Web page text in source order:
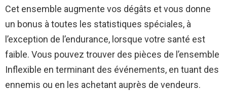
Cet ensemble augmente vos dégâts et vous donne
un bonus à toutes les statistiques spéciales, à
l’exception de l’endurance, lorsque votre santé est
faible. Vous pouvez trouver des pièces de l’ensemble
Inflexible en terminant des événements, en tuant des
ennemis ou en les achetant auprès de vendeurs.